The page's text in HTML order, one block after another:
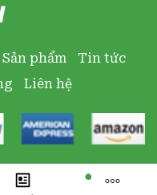
Sản phẩm
Tin tức
Liên hệ